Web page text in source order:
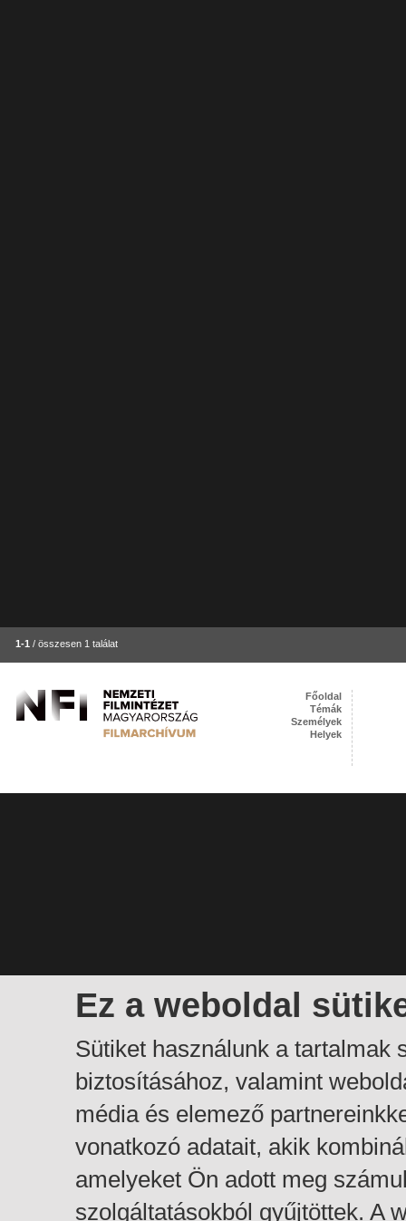
1-1 / összesen 1 találat
Ez a weboldal
Sütiket használunk a tartalmak
biztosításához, valamint
média és elemező
vonatkozó adatait, akik
amelyeket Ön adott meg
szolgáltatásokból gyűjtöttek. A
Főoldal
Témák
Személyek
Helyek